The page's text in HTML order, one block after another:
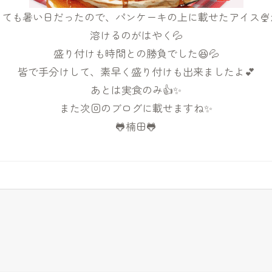
ても暑い日だったので、パンケーキの上に載せたアイス
溶けるのがはやく💦
盛り付けも時間との勝負でした😆💦
皆で手分けして、素早く盛り付けも出来ましたよ💕
あとは実食のみ👍✨
また次回のブログに載せますね✨
🐸楠田🐸